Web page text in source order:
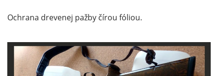
Ochrana drevenej pažby čírou fóliou.